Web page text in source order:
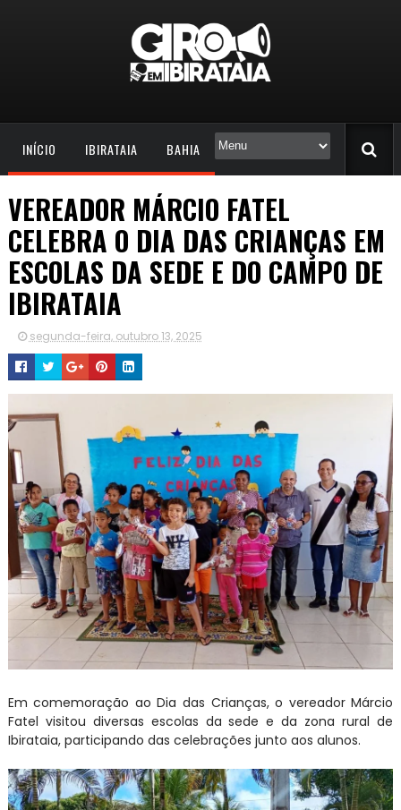
INÍCIO IBIRATAIA BAHIA
VEREADOR MÁRCIO FATEL
CELEBRA O DIA DAS CRIANÇAS EM
ESCOLAS DA SEDE E DO CAMPO DE
IBIRATAIA
segunda-feira, outubro 13, 2025
Em comemoração ao Dia das Crianças, o vereador Márcio
Fatel visitou diversas escolas da sede e da zona rural de
Ibirataia, participando das celebrações junto aos alunos.